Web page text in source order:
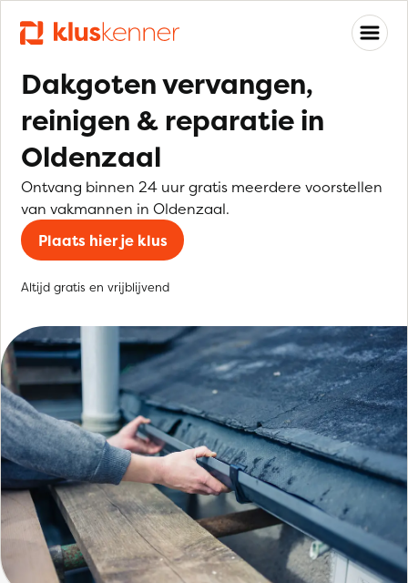
Dakgoten vervangen,
reinigen & reparatie in
Oldenzaal
Ontvang binnen 24 uur gratis meerdere voorstellen
van vakmannen in Oldenzaal.
Plaats hier je klus
Altijd gratis en vrijblijvend